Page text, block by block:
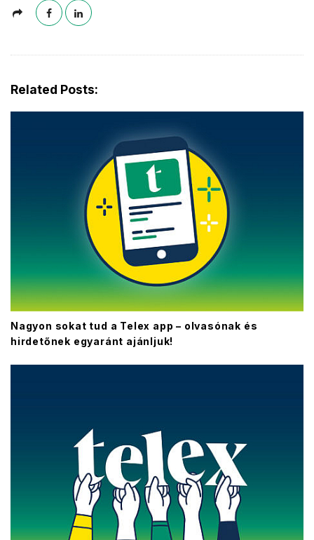
Related Posts:
Nagyon sokat tud a Telex app – olvasónak és
hirdetőnek egyaránt ajánljuk!